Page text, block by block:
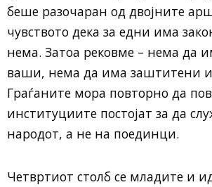
беше разочаран од двојните
чувството дека за едни има
нема. Затоа рековме – нема да
ваши, нема да има заштитени
Граѓаните мора повторно да
институциите постојат за да
народот, а не на поединци.
Четвртиот столб се младите и